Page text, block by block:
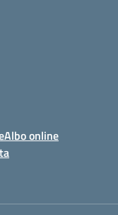
Albo online